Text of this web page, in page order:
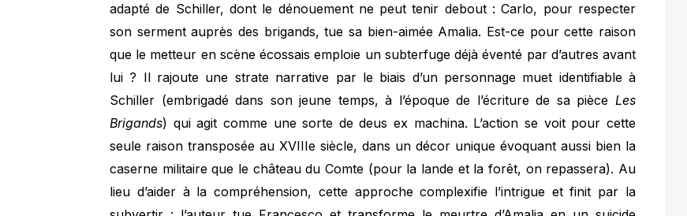
adapté de Schiller, dont le dénouement ne peut tenir debout : Carlo, pour respecter
son serment auprès des brigands, tue sa bien-aimée Amalia. Est-ce pour cette raison
que le metteur en scène écossais emploie un subterfuge déjà éventé par d’autres avant
lui ? Il rajoute une strate narrative par le biais d’un personnage muet identifiable à
Schiller (embrigadé dans son jeune temps, à l’époque de l’écriture de sa pièce Les
Brigands) qui agit comme une sorte de deus ex machina. L’action se voit pour cette
seule raison transposée au XVIIIe siècle, dans un décor unique évoquant aussi bien la
caserne militaire que le château du Comte (pour la lande et la forêt, on repassera). Au
lieu d’aider à la compréhension, cette approche complexifie l’intrigue et finit par la